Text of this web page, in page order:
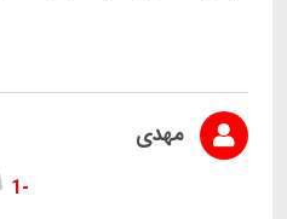
مهدی
-1